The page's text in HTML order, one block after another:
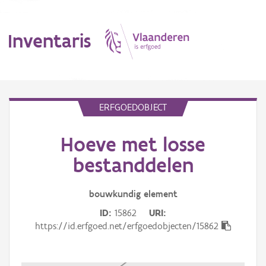
Inventaris
Aanduidingsobject
ERFGOEDOBJECT
Hoeve met losse
bestanddelen
bouwkundig element
ID 15862
URI
https://id.erfgoed.net/erfgoedobjecten/15862